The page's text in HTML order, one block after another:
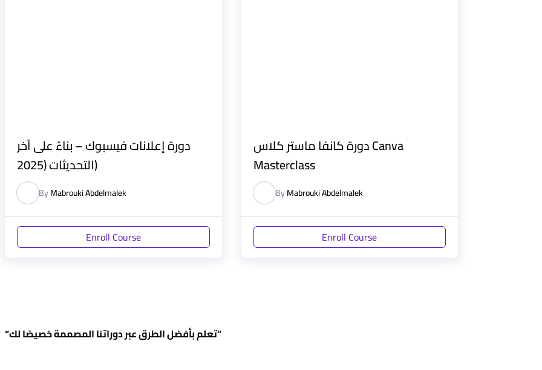
دورة إعلانات فيسبوك – بناءً على آخر
التحديثات (2025)
ByMabrouki Abdelmalek
Enroll Course
دورة كانفا ماستر كلاس Canva
Masterclass
ByMabrouki Abdelmalek
Enroll Course
“تعلم بأفضل الطرق عبر دوراتنا المصممة خصيصًا لك”